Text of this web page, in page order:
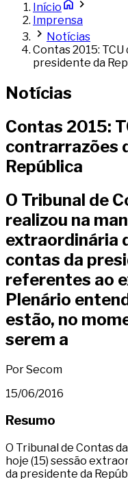
Início
Imprensa
Notícias
Contas 2015:
presidente da
Notícias
Contas 2015:
contrarrazões
República
O Tribunal de
realizou na
extraordinária
contas da
referentes ao
Plenário
estão, no
serem a
Por Secom
15/06/2016
Resumo
O Tribunal de Contas
hoje (15) sessão
da presidente da